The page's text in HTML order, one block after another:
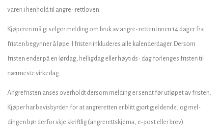
varen i henhold til angre- rettloven.
Kjøperen må gi selger melding om bruk av angre- retten innen 14 dager fra
fristen begynner å løpe. I fristen inkluderes alle kalenderdager. Dersom
fristen ender på en lørdag, helligdag eller høytids- dag forlenges fristen til
nærmeste virkedag.
Angrefristen anses overholdt dersom melding er sendt før utløpet av fristen.
Kjøper har bevisbyrden for at angreretten er blitt gjort gjeldende, og mel-
dingen bør derfor skje skriftlig (angrerettskjema, e-post eller brev).